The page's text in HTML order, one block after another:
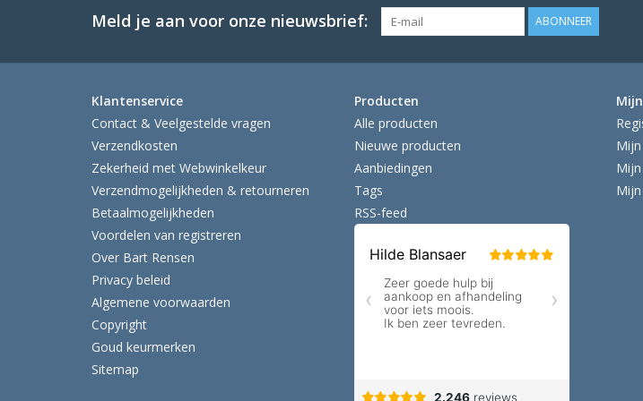
Meld je aan voor onze nieuwsbrief: ABONNEER
Klantenservice
Contact & Veelgestelde vragen
Verzendkosten
Zekerheid met Webwinkelkeur
Verzendmogelijkheden & retourneren
Betaalmogelijkheden
Voordelen van registreren
Over Bart Rensen
Privacy beleid
Algemene voorwaarden
Copyright
Goud keurmerken
Sitemap
Producten
Alle producten
Nieuwe producten
Aanbiedingen
Tags
RSS-feed